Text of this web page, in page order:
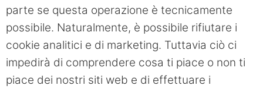
parte se questa operazione è tecnicamente
possibile. Naturalmente, è possibile rifiutare i
cookie analitici e di marketing. Tuttavia ciò ci
impedirà di comprendere cosa ti piace o non ti
piace dei nostri siti web e di effettuare i